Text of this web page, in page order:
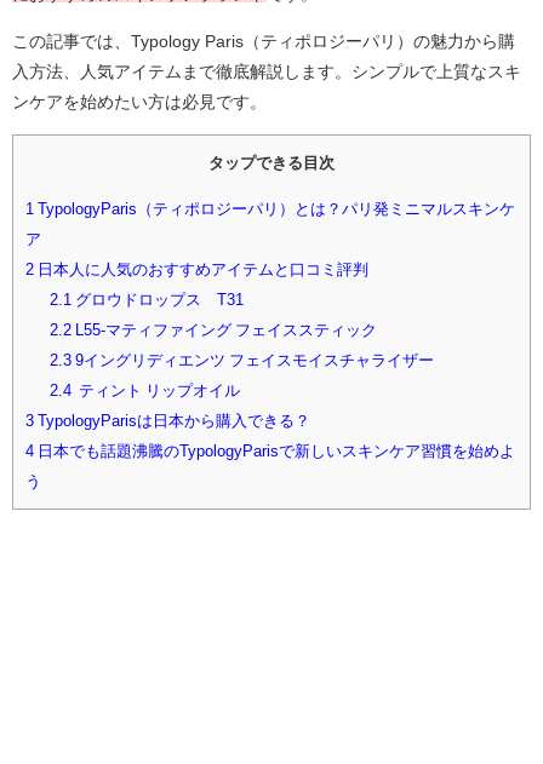
この記事では、Typology Paris（ティポロジーパリ）の魅力から購
入方法、人気アイテムまで徹底解説します。シンプルで上質なスキ
ンケアを始めたい方は必見です。
タップできる目次
1
TypologyParis（ティポロジーパリ）とは？パリ発ミニマルスキンケ
ア
2 日本人に人気のおすすめアイテムと口コミ評判
2.1
グロウドロップス T31
2.2L55-マティファイング フェイススティック
2.39イングリディエンツ フェイスモイスチャライザー
2.4ティント リップオイル
3 TypologyParisは日本から購入できる？
4 日本でも話題沸騰のTypologyParisで新しいスキンケア習慣を始めよ
う